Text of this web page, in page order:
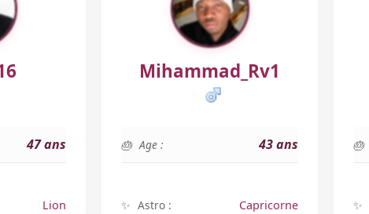
47 ans
Lion
Mihammad_Rv1
Age : 43 ans
Astro : Capricorne